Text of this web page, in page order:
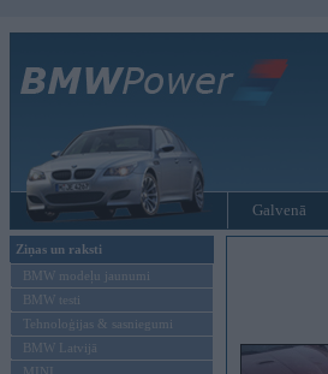
Galvenā
Ziņas un raksti
BMW modeļu jaunumi
BMW testi
Tehnoloģijas & sasniegumi
BMW Latvijā